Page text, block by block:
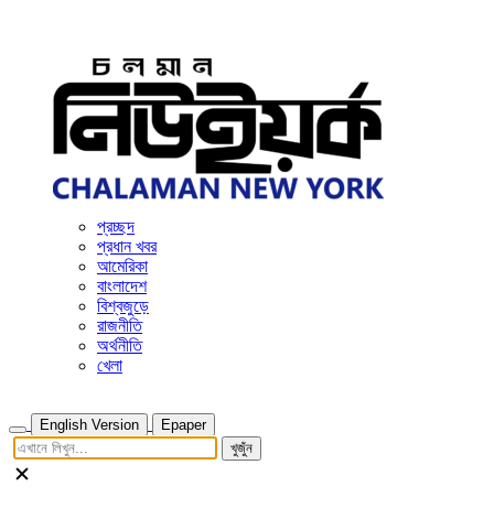
প্রচ্ছদ
প্রধান খবর
আমেরিকা
বাংলাদেশ
বিশ্বজুড়ে
রাজনীতি
অর্থনীতি
খেলা
English Version
Epaper
খুজুঁন